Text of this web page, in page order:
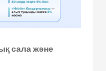
сала және